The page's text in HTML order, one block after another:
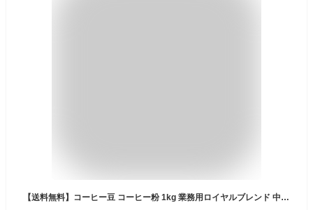
【送料無料】コーヒー豆 コーヒー粉 1kg 業務用ロイヤルブレンド 中煎り 1000g 大容量エイジング コーヒー 珈琲 こだわり コクテール堂モカ コーヒーメーカー おしゃれ 人気 おすすめ